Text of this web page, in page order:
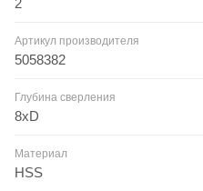
2
Артикул производителя
5058382
Глубина сверления
8xD
Материал
HSS